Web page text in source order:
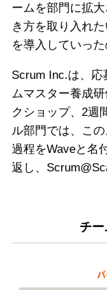
ームを部門に拡
き方を取り入れ
を導入していった
Scrum Inc.は、応
ムマスター養成
クショップ、2週
ル部門では、こ
過程をWaveと名
返し、
チ